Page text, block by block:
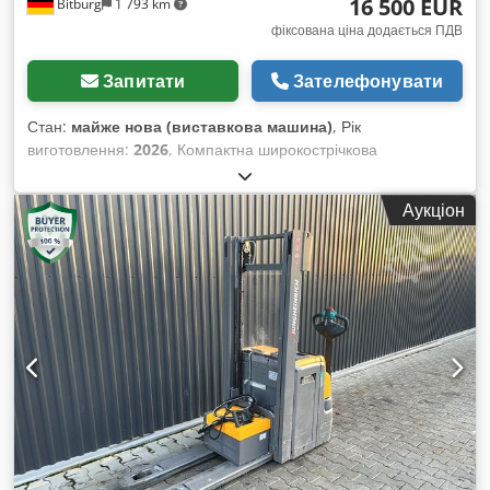
Bitburg 1 793 km 16 500 EUR
фіксована ціна додається ПДВ
Запитати Зателефонувати
Стан: майже нова (виставкова машина), Рік
виготовлення: 2026, Компактна широкострічкова
шліфувальна машина з комбінованим шліфувальним
агрегатом Пакет акційного оснащення: - Увімкнення й
вимкнення шліфувального черевика з панелі керування -
Увімкнення й вимкнення валика з панелі керування -
Електронне управління Fox 500 KTR - Подовження столу з 2
роликами, вхід та вихід - Автоматичне позиціонування стола
за допомогою кнопки Артикул: 5222100A2 Також підходить
для малих майстерень для періодичного використання
Комбінований шліфувальний агрегат зі шліфувальним
черевиком для тонкого шліфування Стандартно оснащений
косо-канавленим сталевим валиком Ø 120 мм для
калібрування Точне регулювання робочої висоти Cedpfxsgf
Sw No Acdjrf Оглядова панель керування на передній
стороні Міцна моноблочна конструкція зі сталевих труб,
Аукціон